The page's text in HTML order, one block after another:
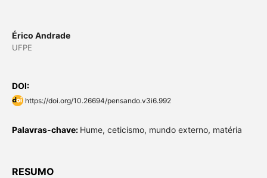
Érico Andrade
UFPE
DOI:
https://doi.org/10.26694/pensando.v3i6.992
Palavras-chave: Hume, ceticismo, mundo externo, matéria
RESUMO